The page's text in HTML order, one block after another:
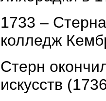
1733 –
колледж
Стерн
искусств